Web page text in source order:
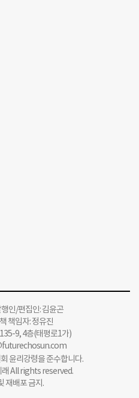
인/편집인: 김윤곤
책임자: 정유진
9, 4층(태평로1가)
윤리강령을 준수합니다.
All rights reserved.
재배포 금지.